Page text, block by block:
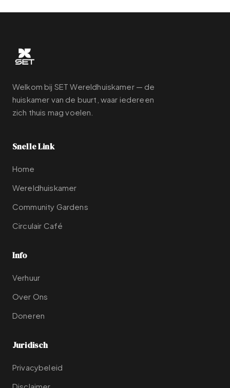
Welkom bij SET Wereldhuiskamer — de
huiskamer van de buurt, waar iedereen
zich thuis mag voelen.
Snelle Link
Home
Wereldhuiskamer
Community Gardens
Circulair Café
Info
Verhuur
Over Ons
Doneren
Juridisch
Privacybeleid